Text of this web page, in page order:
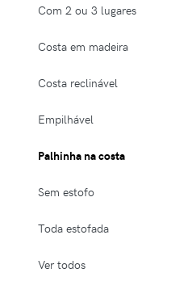
Com 2 ou 3 lugares
Costa em madeira
Costa reclinável
Empilhável
Palhinha na costa
Sem estofo
Toda estofada
Ver todos